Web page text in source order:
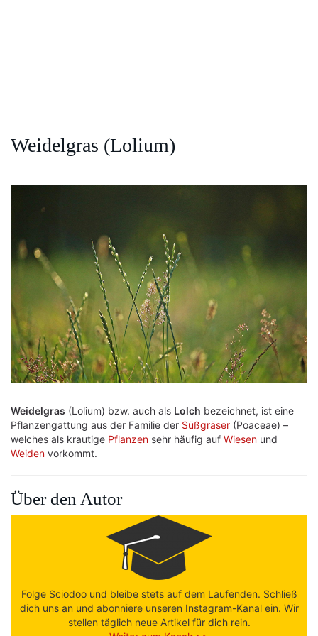
Weidelgras (Lolium)
Weidelgras (Lolium) bzw. auch als Lolch bezeichnet, ist eine
Pflanzengattung aus der Familie der Süßgräser (Poaceae) –
welches als krautige Pflanzen sehr häufig auf Wiesen und
Weiden vorkommt.
Über den Autor
Folge Sciodoo und bleibe stets auf dem Laufenden. Schließ
dich uns an und abonniere unseren Instagram-Kanal ein. Wir
stellen täglich neue Artikel für dich rein.